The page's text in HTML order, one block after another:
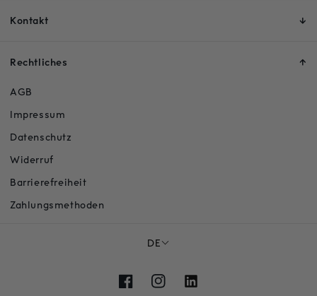
Kontakt
Rechtliches
AGB
Impressum
Datenschutz
Widerruf
Barrierefreiheit
Zahlungsmethoden
DE
FacebookInstagram